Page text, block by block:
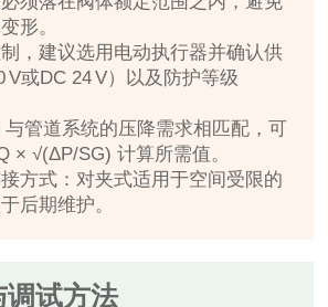
形。
，建议选用电动执行器并确认供
V或DC 24 V）以及防护等级
管道系统的压降需求相匹配，可
× √(ΔP/SG) 计算所需值。
方式：对夹式适用于空间受限的
后期维护。
调试方法